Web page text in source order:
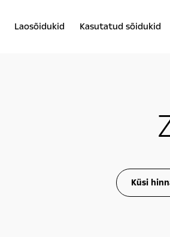
Laosõidukid Kasutatud sõidukid
Küsi